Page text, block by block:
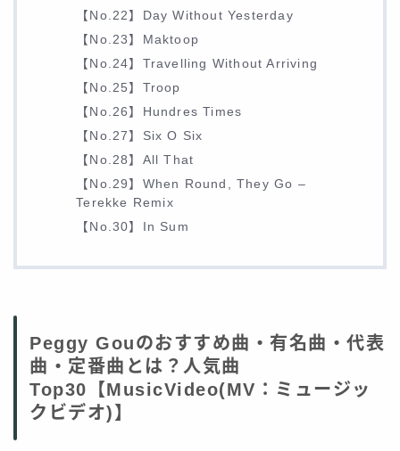
【No.22】Day Without Yesterday
【No.23】Maktoop
【No.24】Travelling Without Arriving
【No.25】Troop
【No.26】Hundres Times
【No.27】Six O Six
【No.28】All That
【No.29】When Round, They Go –
Terekke Remix
【No.30】In Sum
Peggy Gouのおすすめ曲・有名曲・代表
曲・定番曲とは？人気曲
Top30【MusicVideo(MV：ミュージッ
クビデオ)】